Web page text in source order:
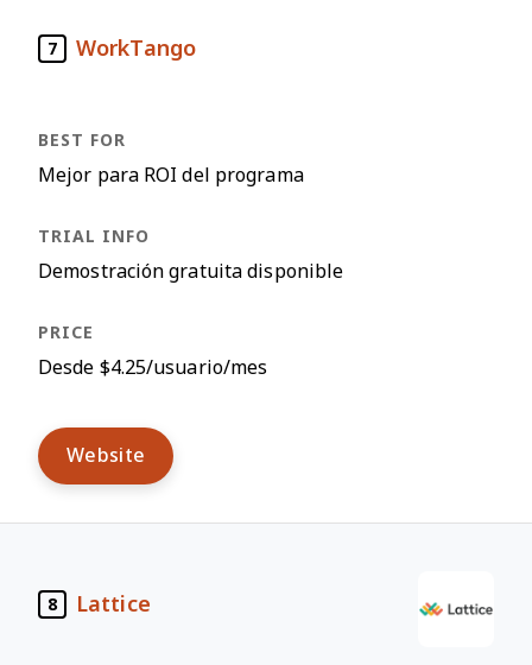
7 WorkTango
Mejor para ROI del programa
Demostración gratuita disponible
Desde $4.25/usuario/mes
Website
8 Lattice